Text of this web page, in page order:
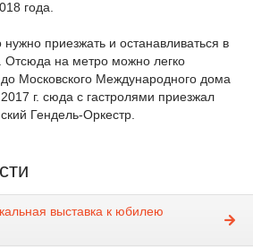
года.
приезжать и останавливаться в
Отсюда на метро можно легко
Московского Международного дома
г. сюда с гастролями приезжал
Гендель-Оркестр.
выставка к юбилею